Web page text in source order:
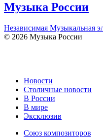
Музыка России
Независимая Музыкальная
© 2026 Музыка России
Новости
Столичные новости
В России
В мире
Эксклюзив
Союз композиторов